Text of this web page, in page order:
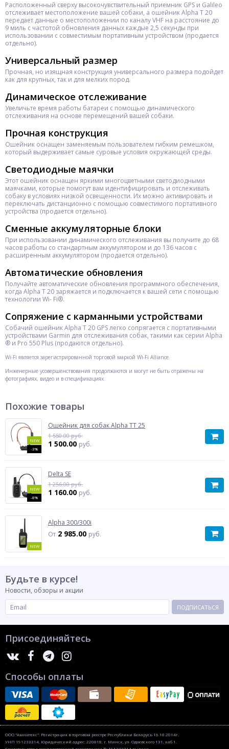
Расположенный сверху высокочувствительный приемник GPS и Galileo
отслеживает местоположение вашей собаки, а ошейник Alpha T 20
передает данные о местоположении по каналу VHF на расстояние до
9 миль с частотой обновления данных каждые 2,5 секунды при
использовании с совместимым портативным устройством (продается
отдельно).
Универсальный размер
Прочная, но изящная конструкция универсального размера подойдет
как для крупных, так и для мелких пород.
Динамическое отслеживание
Увеличьте время работы батареи с помощью динамического
отслеживания на основе перемещений вашей собаки.
Прочная конструкция
Ошейник оснащен заменяемым пользователем гибким ремешком,
который выдерживает самые суровые условия окружающей среды.
Светодиодные маячки
Этот ошейник оснащен яркими многоцветными светодиодными
маячками, которые помогут вам идентифицировать и отслеживать
собаку в условиях низкой освещенности. Их можно активировать и
переключать дистанционно с помощью совместимого портативного
устройства (продается отдельно).
Сменные аккумуляторные блоки
При использовании динамического отслеживания вы получите до 68
часов работы со стандартным аккумулятором и до 136 часов с
расширенным аккумулятором (продается отдельно).
Автоматические обновления
Получайте автоматические обновления программного обеспечения,
когда Alpha T 20 заряжается и подключается к вашей сети с помощью
технологии Wi- Fi®.
Сопряжение с карманными устройствами
Собачий ошейник Alpha T 20 GPS легко сопрягается с портативными
устройствами Garmin для отслеживания собак, такими как серии Alpha
® и Pro 550 Plus (продаются отдельно).
Wi-Fi является зарегистрированной торговой маркой Wi-Fi Alliance.
Инженерные усовершенствования продолжаются и могут не быть отражены на
фотографиях, видео и в спецификациях.
Похожие товары
NEW
-3%
Ошейник для собак Alpha TT 25
1 550.00 руб.
1 500.00 руб.
NEW
-8%
Delta SE
1 256.00 руб.
1 160.00 руб.
NEW
Alpha 300/300i
От 2 985.00 руб.
Будьте в курсе!
Новости, обзоры и акции
ПОДПИСАТЬСЯ
Присоединяйтесь
Способы оплаты
ООО "Амнитекс". Регистрация в торговом реестре Республики Беларусь 16.10.2014г.
УНП 191233314, Юридический адрес: 220018, г. Минск, ул. Одоевского 131, каб.1.